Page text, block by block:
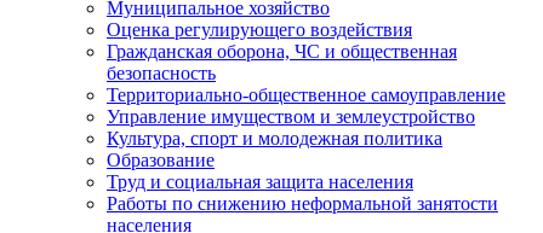
Муниципальное хозяйство
Оценка регулирующего воздействия
Гражданская оборона, ЧС и общественная
безопасность
Территориально-общественное самоуправление
Управление имуществом и землеустройство
Культура, спорт и молодежная политика
Образование
Труд и социальная защита населения
Работы по снижению неформальной занятости
населения